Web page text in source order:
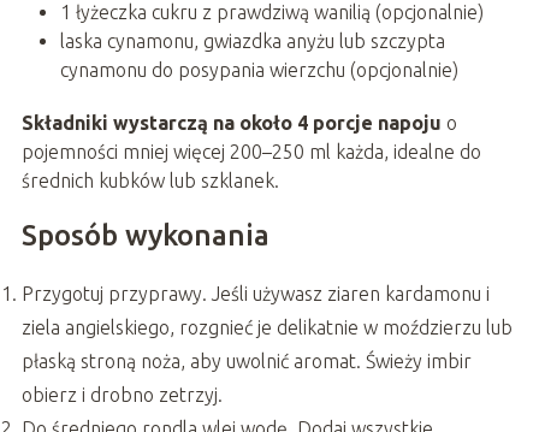
1 łyżeczka cukru z prawdziwą wanilią (opcjonalnie)
laska cynamonu, gwiazdka anyżu lub szczypta
cynamonu do posypania wierzchu (opcjonalnie)
Składniki wystarczą na około 4 porcje napoju o
pojemności mniej więcej 200–250 ml każda, idealne do
średnich kubków lub szklanek.
Sposób wykonania
Przygotuj przyprawy. Jeśli używasz ziaren kardamonu i
ziela angielskiego, rozgnieć je delikatnie w moździerzu lub
płaską stroną noża, aby uwolnić aromat. Świeży imbir
obierz i drobno zetrzyj.